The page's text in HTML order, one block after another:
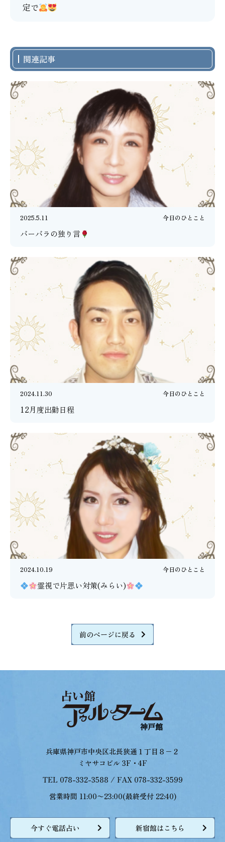
定で
関連記事
2025.5.11 今日のひとこと
バーバラの独り言
2024.11.30 今日のひとこと
12月度出勤日程
2024.10.19 今日のひとこと
霊視で片思い対策(みらい)
前のページに戻る
兵庫県神戸市中央区北長狭通１丁目８−２
ミヤサコビル 3F・4F
TEL 078-332-3588 / FAX 078-332-3599
営業時間 11:00〜23:00(最終受付 22:40)
今すぐ電話占い 新宿館はこちら